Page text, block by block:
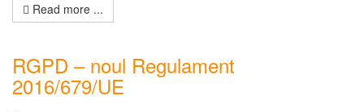
Read more ...
RGPD – noul Regulament
2016/679/UE